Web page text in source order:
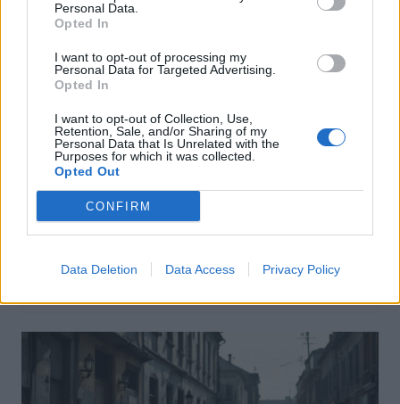
Personal Data.
Opted In
I want to opt-out of processing my
Personal Data for Targeted Advertising.
Opted In
I want to opt-out of Collection, Use,
Retention, Sale, and/or Sharing of my
Personal Data that Is Unrelated with the
Purposes for which it was collected.
Opted Out
CONFIRM
Data Deletion Data Access Privacy Policy
Pourquoi le bouton start/stop disparaît